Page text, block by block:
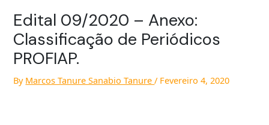
Edital 09/2020 – Anexo:
Classificação de Periódicos
PROFIAP.
By Marcos Tanure Sanabio Tanure/ Fevereiro 4, 2020